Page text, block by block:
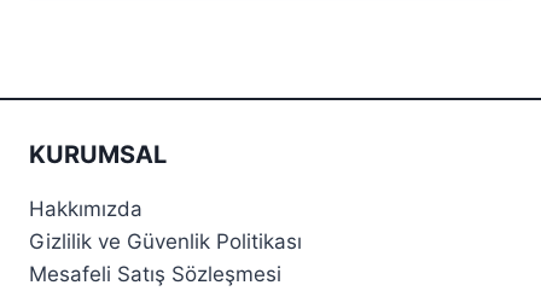
KURUMSAL
Hakkımızda
Gizlilik ve Güvenlik Politikası
Mesafeli Satış Sözleşmesi